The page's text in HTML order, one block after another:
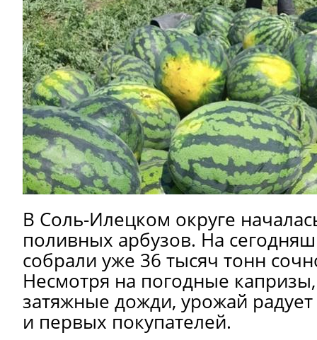
В Соль-Илецком округе
поливных арбузов. На
собрали уже 36 тысяч тонн
Несмотря на погодные
затяжные дожди, урожай
и первых покупателей.